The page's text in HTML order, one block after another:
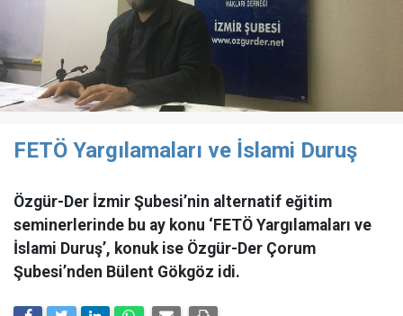
FETÖ Yargılamaları ve İslami Duruş
Özgür-Der İzmir Şubesi’nin alternatif eğitim
seminerlerinde bu ay konu ‘FETÖ Yargılamaları ve
İslami Duruş’, konuk ise Özgür-Der Çorum
Şubesi’nden Bülent Gökgöz idi.